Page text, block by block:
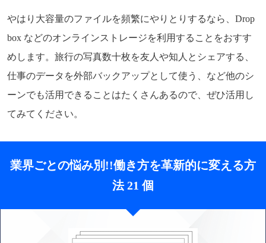
やはり大容量のファイルを頻繁にやりとりするなら、Drop
box などのオンラインストレージを利用することをおすす
めします。旅行の写真数十枚を友人や知人とシェアする、
仕事のデータを外部バックアップとして使う、など他のシ
ーンでも活用できることはたくさんあるので、ぜひ活用し
てみてください。
業界ごとの悩み別!!働き方を革新的に変える方
法 21 個